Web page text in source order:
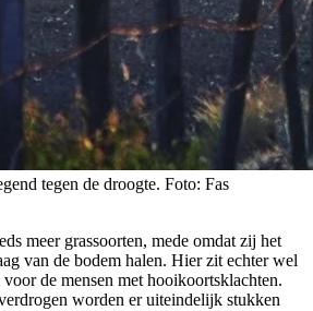
tegen de droogte. Foto: Fas
meer grassoorten, mede omdat zij het
van de bodem halen. Hier zit echter wel
de mensen met hooikoortsklachten.
worden er uiteindelijk stukken